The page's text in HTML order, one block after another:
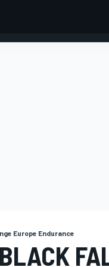
Europe Endurance